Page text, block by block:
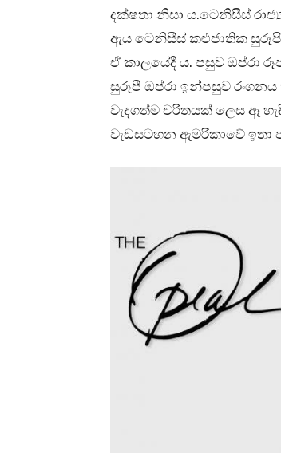
දක්ෂතා නිසා ය.ටෙනිසීස්
ඇය ටෙනිසීස් කළුජාතික
ඒ කාලයේදී ය. පසුව ඔප්රා
සුරූපී ඔප්රා ඉන්පසුව
වැදගත්ම චරිතයක් ලෙස ඈ
වැඩසටහන ඇමරිකාවේ ඉතා